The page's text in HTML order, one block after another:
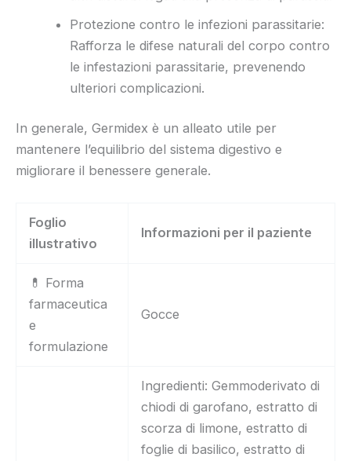
Protezione contro le infezioni parassitarie:
Rafforza le difese naturali del corpo contro
le infestazioni parassitarie, prevenendo
ulteriori complicazioni.
In generale, Germidex è un alleato utile per
mantenere l’equilibrio del sistema digestivo e
migliorare il benessere generale.
Foglio
illustrativo
Informazioni per il paziente
💊 Forma
farmaceutica
e
formulazione
Gocce
Ingredienti: Gemmoderivato di
chiodi di garofano, estratto di
scorza di limone, estratto di
foglie di basilico, estratto di